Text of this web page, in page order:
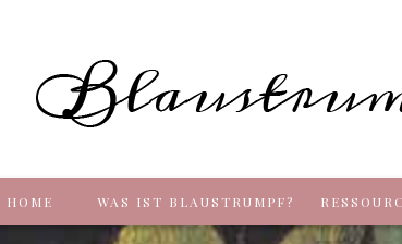
HOME WAS IST BLAUSTRUMPF?